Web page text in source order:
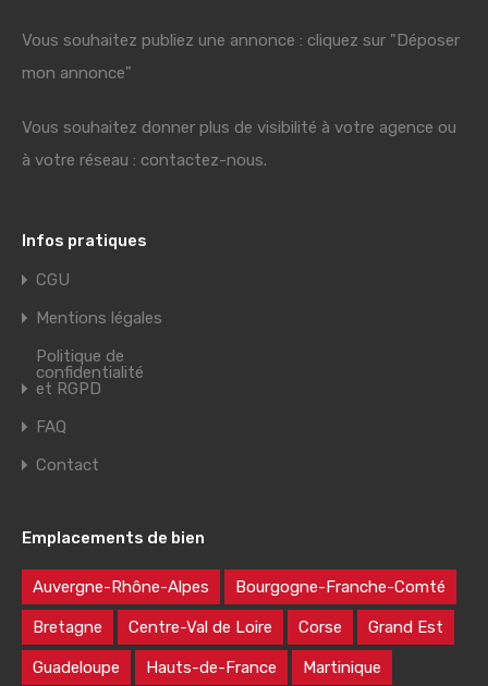
Vous souhaitez publiez une annonce : cliquez sur "Déposer
mon annonce"
Vous souhaitez donner plus de visibilité à votre agence ou
à votre réseau : contactez-nous.
Infos pratiques
CGU
Mentions légales
Politique de
confidentialité
et RGPD
FAQ
Contact
Emplacements de bien
Auvergne-Rhône-Alpes Bourgogne-Franche-Comté
Bretagne Centre-Val de Loire Corse Grand Est
Guadeloupe Hauts-de-France Martinique